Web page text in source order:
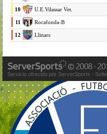
10 U.E.Vilassar Vet.
11 Rocafonda-B
12 Llinars
Servicio ofrecido por ServerSports -